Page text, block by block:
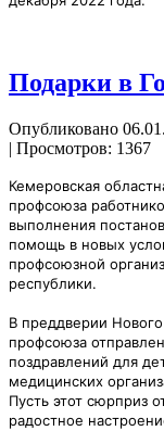
Подарки в
Опубликовано
| Просмотров: 1367
Кемеровская
профсоюза
выполнения
помощь в новых
профсоюзной
республики.
В преддверии
профсоюза
поздравлений для
медицинских
Пусть этот сюрприз
радостное